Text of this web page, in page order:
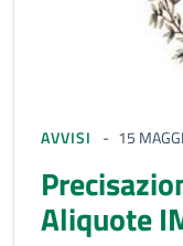
AVVISI 15
Aliquote